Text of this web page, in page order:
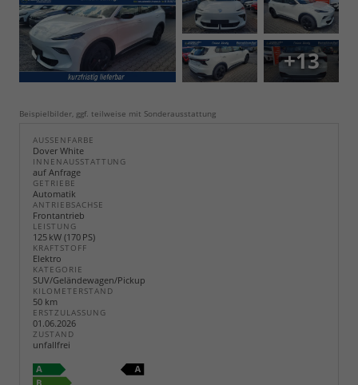
+13
Beispielbilder, ggf. teilweise mit Sonderausstattung
AUSSENFARBE
Dover White
INNENAUSSTATTUNG
auf Anfrage
GETRIEBE
Automatik
ANTRIEBSACHSE
Frontantrieb
LEISTUNG
125 kW (170 PS)
KRAFTSTOFF
Elektro
KATEGORIE
SUV/Geländewagen/Pickup
KILOMETERSTAND
50 km
ERSTZULASSUNG
01.06.2026
ZUSTAND
unfallfrei